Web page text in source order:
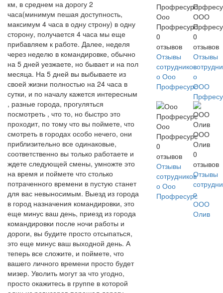
км, в среднем на дорогу 2
часа(минимум пешая доступность,
максимум 4 часа в одну строну) в одну
сторону, получается 4 часа мы еще
прибавляем к работе. Далее, неделя
через неделю в командировке, обычно
на 5 дней уезжаете, но бывает и на пол
месяца. На 5 дней вы выбываете из
своей жизни полностью на 24 часа в
сутки, и по началу кажется интересным
, разные города, прогуляться
посмотреть , что то, но быстро это
проходит, по тому что вы поймете, что
смотреть в городах особо нечего, они
приблизительно все одинаковые,
соответственно вы только работаете и
ждете следующей смены, умножте это
на время и поймете что столько
потраченного времени в пустую станет
для вас невыносимым. Выезд из города
в город назначения командировки, это
еще минус ваш день, приезд из города
командировки после ночи работы и
дороги, вы будите просто отсыпаться,
это еще минус ваш выходной день. А
теперь все сложите, и поймете, что
вашего личного времени просто будет
мизер. Уволить могут за что угодно,
просто окажитесь в группе в которой
Ооо
Профресурс
0
отзывов
Отзывы
сотрудников
о Ооо
Профресурс
ООО
0
отзывов
Отзывы
о
ООО
Ооо
Профресурс
0
отзывов
Отзывы
сотрудников
о Ооо
Профресурс
ООО
Олив
0
отзывов
Отзывы
о
ООО
Олив